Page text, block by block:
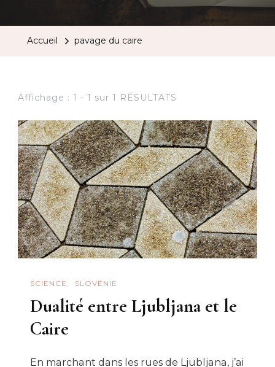
Accueil pavage du caire
Affichage : 1 - 1 sur 1 RÉSULTATS
SCIENCE SLOVÉNIE
Dualité entre Ljubljana et le
Caire
En marchant dans les rues de Ljubljana, j’ai